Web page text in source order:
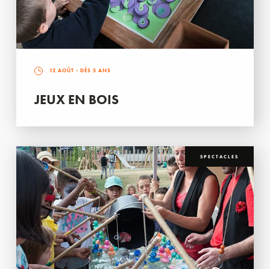
12 AOÛT - DÈS 5 ANS
JEUX EN BOIS
SPECTACLES